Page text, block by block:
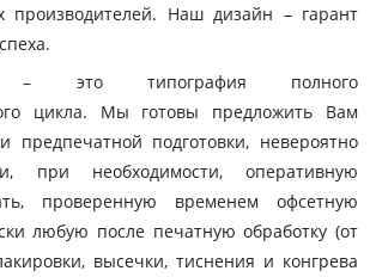
производителей. Наш дизайн – гарант
– это типография полного
цикла. Мы готовы предложить Вам
предпечатной подготовки, невероятно
при необходимости, оперативную
проверенную временем офсетную
любую после печатную обработку (от
высечки, тиснения и конгрева